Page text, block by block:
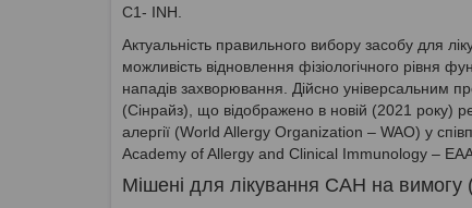
C1- INH.
Актуальність правильного вибору засобу для
можливість відновлення фізіологічного рівня
нападів захворювання. Дійсно універсальним
(Сінрайз), що відображено в новій (2021 року)
алергії (World Allergy Organization – WAO) у
Academy of Allergy and Clinical Immunology –
Мішені для лікування САН на